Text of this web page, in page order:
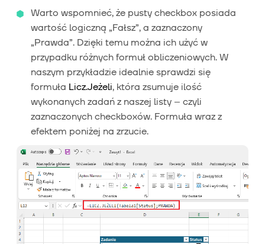
Warto wspomnieć, że pusty checkbox posiada
wartość logiczną „Fałsz”, a zaznaczony
„Prawda”. Dzięki temu można ich użyć w
przypadku różnych formuł obliczeniowych. W
naszym przykładzie idealnie sprawdzi się
formuła Licz.Jeżeli, która zsumuje ilość
wykonanych zadań z naszej listy – czyli
zaznaczonych checkboxów. Formuła wraz z
efektem poniżej na zrzucie.